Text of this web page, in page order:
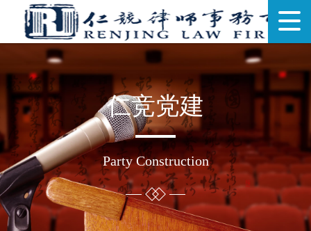
仁竞党建
Party Construction